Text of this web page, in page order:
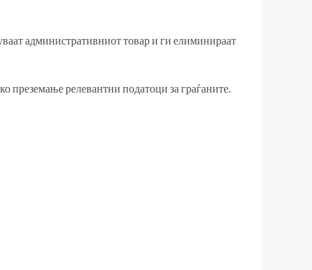
административниот товар и ги елиминираат
преземање релевантни податоци за граѓаните.